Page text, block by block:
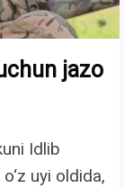
jazo
Idlib
uyi oldida,